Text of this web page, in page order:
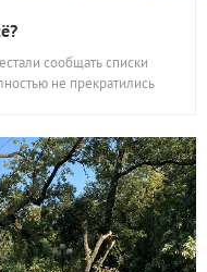
сообщать списки
не прекратились